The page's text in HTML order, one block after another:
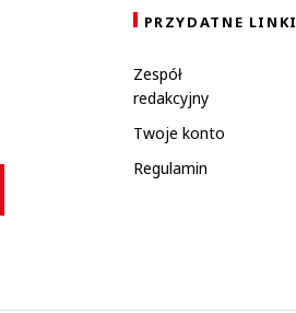
PRZYDATNE LINKI
Zespół
redakcyjny
Twoje konto
Regulamin